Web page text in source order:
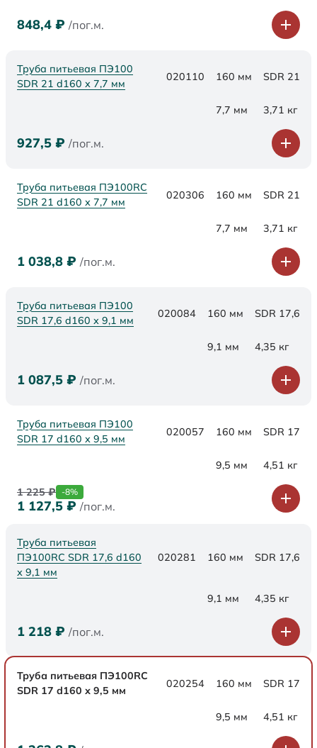
848,4 ₽ /пог.м.
Труба питьевая ПЭ100
SDR 21 d160 х 7,7 мм
020110 160 мм SDR 21
7,7 мм 3,71 кг
927,5 ₽ /пог.м.
Труба питьевая ПЭ100RC
SDR 21 d160 х 7,7 мм
020306 160 мм SDR 21
7,7 мм 3,71 кг
1 038,8 ₽ /пог.м.
Труба питьевая ПЭ100
SDR 17,6 d160 х 9,1 мм
020084 160 мм SDR 17,6
9,1 мм 4,35 кг
1 087,5 ₽ /пог.м.
Труба питьевая ПЭ100
SDR 17 d160 х 9,5 мм
020057 160 мм SDR 17
9,5 мм 4,51 кг
1 225₽ -8%
1 127,5 ₽ /пог.м.
Труба питьевая
ПЭ100RC SDR 17,6 d160
х 9,1 мм
020281 160 мм SDR 17,6
9,1 мм 4,35 кг
1 218 ₽ /пог.м.
Труба питьевая ПЭ100RC
SDR 17 d160 х 9,5 мм
020254 160 мм SDR 17
9,5 мм 4,51 кг